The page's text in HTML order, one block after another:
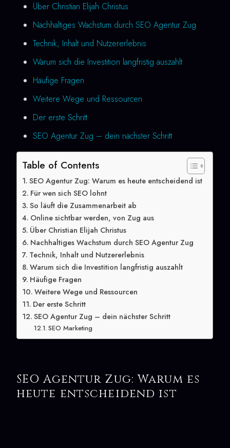
Über Christian Elijah Christus
Nachhaltiges Wachstum durch SEO Agentur Zug
Technik, Inhalt und Nutzererlebnis
Warum sich die Investition langfristig auszahlt
Häufige Fragen
Weitere Wege und Ressourcen
Der erste Schritt
SEO Agentur Zug – dein nächster Schritt
Table of Contents
SEO Agentur Zug: Warum es heute entscheidend ist
Für wen sich SEO lohnt
So läuft die Zusammenarbeit ab
Online sichtbar werden, von Zug aus
Über Christian Elijah Christus
Nachhaltiges Wachstum durch SEO Agentur Zug
Technik, Inhalt und Nutzererlebnis
Warum sich die Investition langfristig auszahlt
Häufige Fragen
Weitere Wege und Ressourcen
Der erste Schritt
SEO Agentur Zug – dein nächster Schritt
SEO Marketing
SEO Agentur Zug: Warum es
heute entscheidend ist